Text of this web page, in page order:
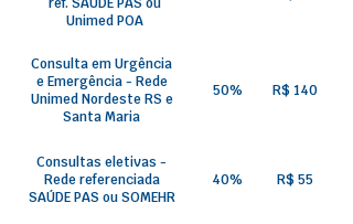
Unimed POA
Consulta em Urgência
e Emergência - Rede
Unimed Nordeste RS e
Santa Maria
50% R$ 140
Consultas eletivas -
Rede referenciada
SAÚDE PAS ou SOMEHR
40% R$ 55